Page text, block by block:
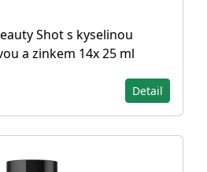
Shot s kyselinou
a zinkem 14x 25 ml
Detail